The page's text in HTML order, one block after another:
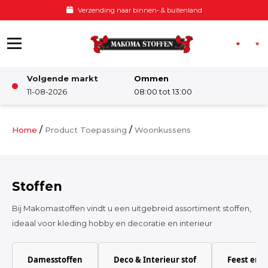
Verzending naar binnen- & buitenland
Volgende markt
11-08-2026
Ommen
08:00 tot 13:00
Damesstoffen
Home / Product Toepassing / Woonkussens
Stoffen
Bij Makomastoffen vindt u een uitgebreid assortiment stoffen,
ideaal voor kleding hobby en decoratie en interieur
Damesstoffen Deco & Interieur stof Feest en